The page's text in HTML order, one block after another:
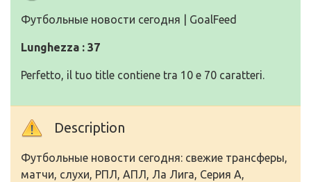
Футбольные новости сегодня | GoalFeed
Lunghezza : 37
Perfetto, il tuo title contiene tra 10 e 70 caratteri.
Description
Футбольные новости сегодня: свежие трансферы,
матчи, слухи, РПЛ, АПЛ, Ла Лига, Серия А,